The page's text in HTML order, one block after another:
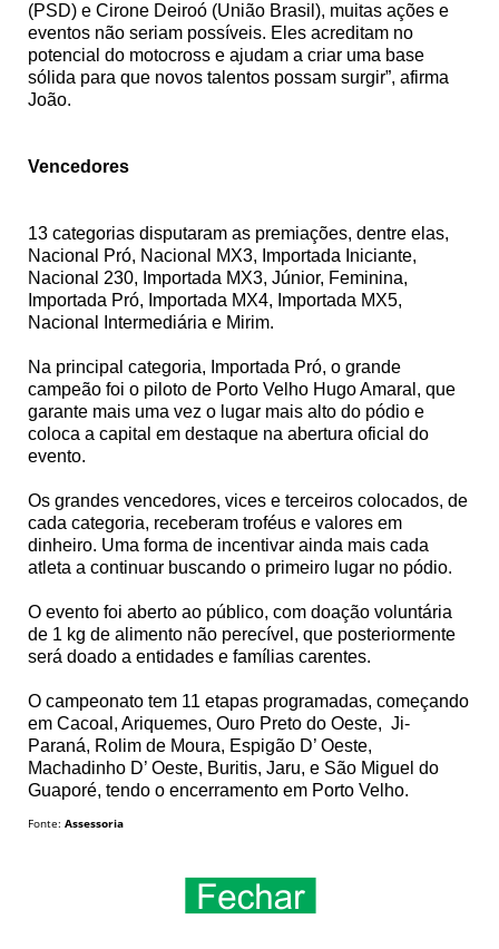
(PSD) e Cirone Deiroó (União Brasil), muitas ações e
eventos não seriam possíveis. Eles acreditam no
potencial do motocross e ajudam a criar uma base
sólida para que novos talentos possam surgir”, afirma
João.
Vencedores
13 categorias disputaram as premiações, dentre elas,
Nacional Pró, Nacional MX3, Importada Iniciante,
Nacional 230, Importada MX3, Júnior, Feminina,
Importada Pró, Importada MX4, Importada MX5,
Nacional Intermediária e Mirim.
Na principal categoria, Importada Pró, o grande
campeão foi o piloto de Porto Velho Hugo Amaral, que
garante mais uma vez o lugar mais alto do pódio e
coloca a capital em destaque na abertura oficial do
evento.
Os grandes vencedores, vices e terceiros colocados, de
cada categoria, receberam troféus e valores em
dinheiro. Uma forma de incentivar ainda mais cada
atleta a continuar buscando o primeiro lugar no pódio.
O evento foi aberto ao público, com doação voluntária
de 1 kg de alimento não perecível, que posteriormente
será doado a entidades e famílias carentes.
O campeonato tem 11 etapas programadas, começando
em Cacoal, Ariquemes, Ouro Preto do Oeste, Ji-
Paraná, Rolim de Moura, Espigão D’ Oeste,
Machadinho D’ Oeste, Buritis, Jaru, e São Miguel do
Guaporé, tendo o encerramento em Porto Velho.
Fonte: Assessoria